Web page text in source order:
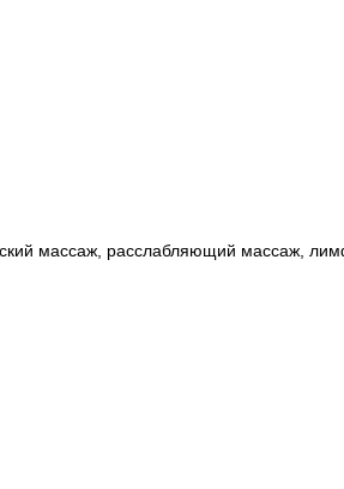
массаж, расслабляющий массаж,